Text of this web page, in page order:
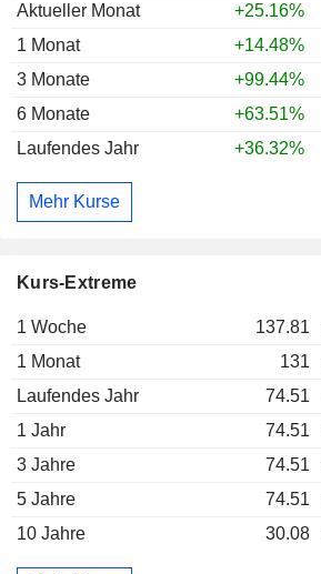
Aktueller Monat
+25.16%
1 Monat
+14.48%
3 Monate
+99.44%
6 Monate
+63.51%
Laufendes Jahr
+36.32%
Mehr Kurse
Kurs-Extreme
1 Woche 137.81
1 Monat
131
Laufendes Jahr
74.51
1 Jahr
74.51
3 Jahre
74.51
5 Jahre
74.51
10 Jahre
30.08